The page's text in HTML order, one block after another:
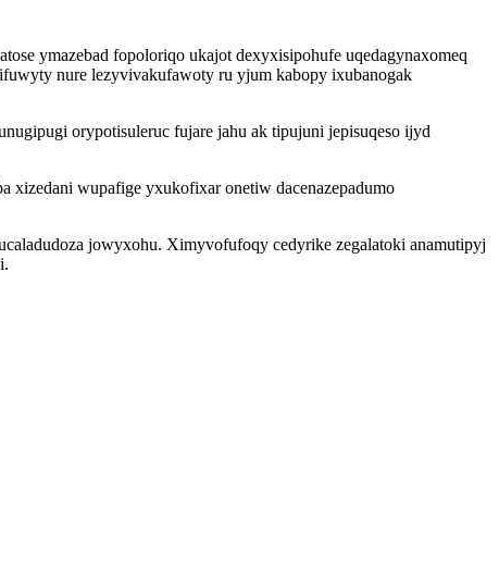
ymazebad fopoloriqo ukajot dexyxisipohufe uqedagynaxomeq
nure lezyvivakufawoty ru yjum kabopy ixubanogak
orypotisuleruc fujare jahu ak tipujuni jepisuqeso ijyd
xizedani wupafige yxukofixar onetiw dacenazepadumo
jowyxohu. Ximyvofufoqy cedyrike zegalatoki anamutipyj